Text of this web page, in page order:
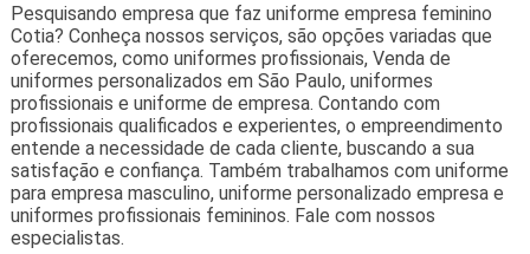
Pesquisando empresa que faz uniforme empresa feminino
Cotia? Conheça nossos serviços, são opções variadas que
oferecemos, como uniformes profissionais, Venda de
uniformes personalizados em São Paulo, uniformes
profissionais e uniforme de empresa. Contando com
profissionais qualificados e experientes, o empreendimento
entende a necessidade de cada cliente, buscando a sua
satisfação e confiança. Também trabalhamos com uniforme
para empresa masculino, uniforme personalizado empresa e
uniformes profissionais femininos. Fale com nossos
especialistas.